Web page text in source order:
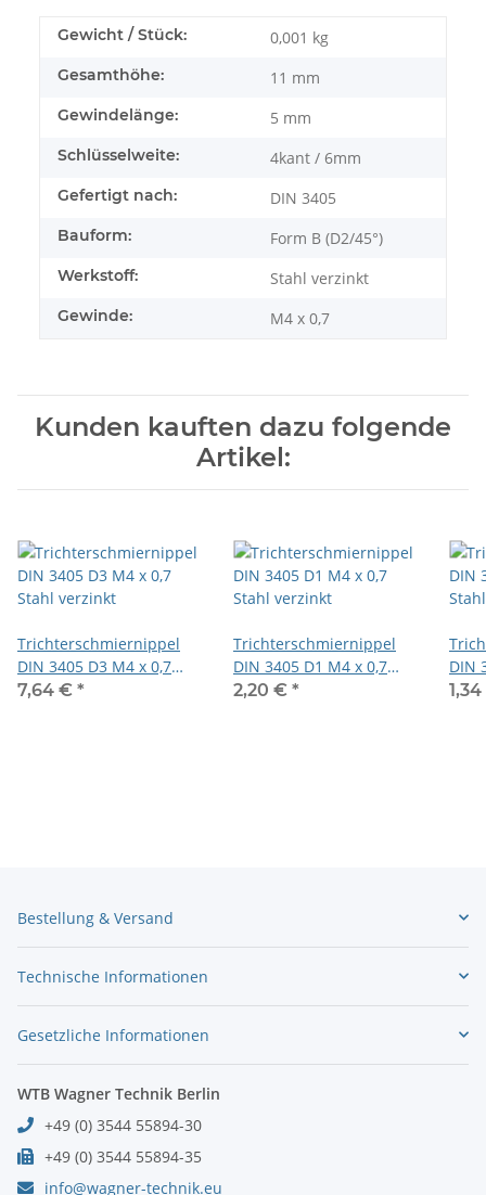
Gewicht / Stück: 0,001 kg
Gesamthöhe: 11 mm
Gewindelänge: 5 mm
Schlüsselweite: 4kant / 6mm
Gefertigt nach: DIN 3405
Bauform: Form B (D2/45°)
Werkstoff: Stahl verzinkt
Gewinde: M4 x 0,7
Kunden kauften dazu folgende
Artikel:
Trichterschmiernippel
DIN 3405 D3 M4 x 0,7
Stahl verzinkt
7,64 € *
Trichterschmiernippel
DIN 3405 D1 M4 x 0,7
Stahl verzinkt
2,20 € *
DIN
Bestellung & Versand
Technische Informationen
Gesetzliche Informationen
WTB Wagner Technik Berlin
+49 (0) 3544 55894-30
+49 (0) 3544 55894-35
info@wagner-technik.eu